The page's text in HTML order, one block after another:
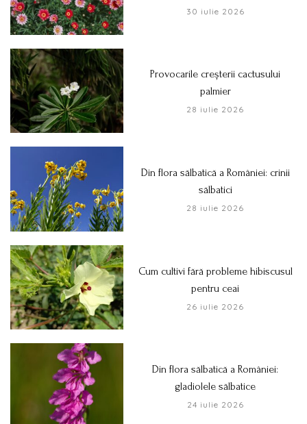
30 iulie 2026
Provocarile creșterii cactusului
palmier
28 iulie 2026
Din flora sălbatică a României: crinii
sălbatici
28 iulie 2026
Cum cultivi fără probleme hibiscusul
pentru ceai
26 iulie 2026
Din flora sălbatică a României:
gladiolele sălbatice
24 iulie 2026